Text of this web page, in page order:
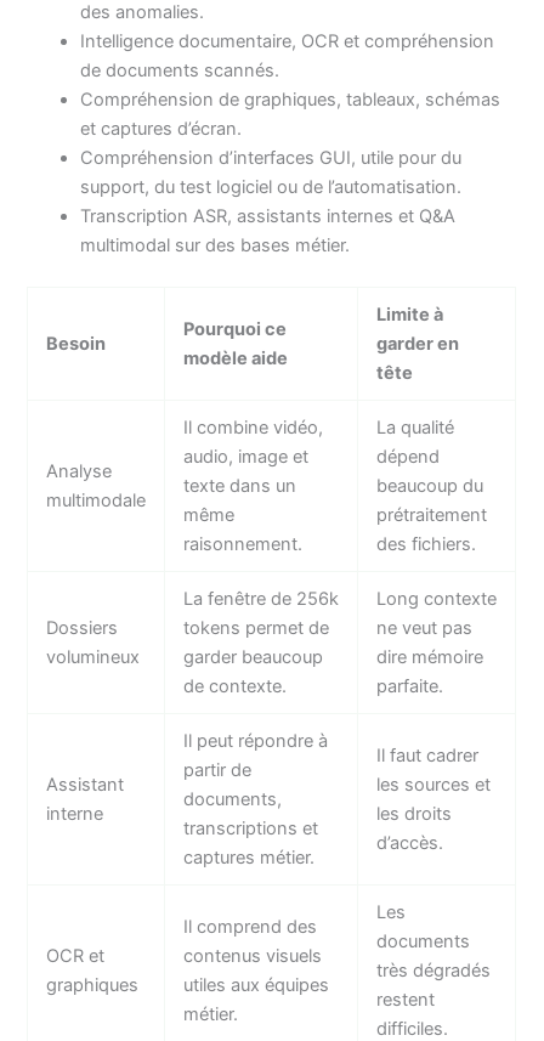
des anomalies.
Intelligence documentaire, OCR et compréhension
de documents scannés.
Compréhension de graphiques, tableaux, schémas
et captures d’écran.
Compréhension d’interfaces GUI, utile pour du
support, du test logiciel ou de l’automatisation.
Transcription ASR, assistants internes et Q&A
multimodal sur des bases métier.
Besoin
Pourquoi ce
modèle aide
Limite à
garder en
tête
Analyse
multimodale
Il combine vidéo,
audio, image et
texte dans un
même
raisonnement.
La qualité
dépend
beaucoup du
prétraitement
des fichiers.
Dossiers
volumineux
La fenêtre de 256k
tokens permet de
garder beaucoup
de contexte.
Long contexte
ne veut pas
dire mémoire
parfaite.
Assistant
interne
Il peut répondre à
partir de
documents,
transcriptions et
captures métier.
Il faut cadrer
les sources et
les droits
d’accès.
OCR et
graphiques
Il comprend des
contenus visuels
utiles aux équipes
métier.
Les
documents
très dégradés
restent
difficiles.